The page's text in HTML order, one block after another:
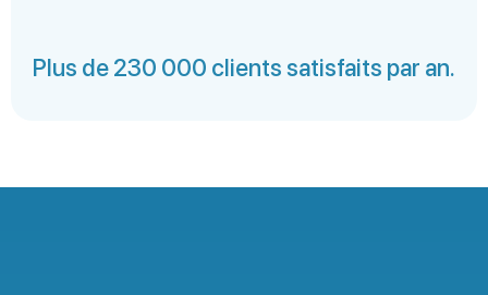
Plus de 230 000 clients satisfaits par an.